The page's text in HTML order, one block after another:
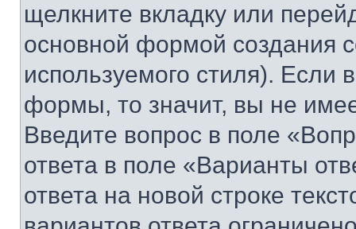
щелкните вкладку или
основной формой создания
используемого стиля). Если
формы, то значит, вы не
Введите вопрос в поле
ответа в поле «Варианты
ответа на новой строке